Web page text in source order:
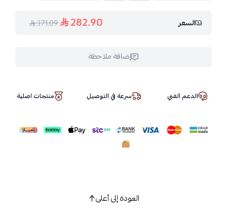
السعر 282.90
371.09
إضافة ملاحظة
الدعم الفني سرعة في التوصيل منتجات اصلية
العودة إلى أعلى